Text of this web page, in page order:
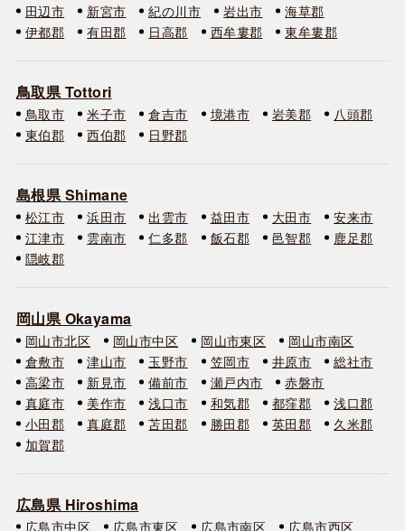
田辺市
新宮市 紀の川市 岩出市
海草郡
伊都郡
有田郡 日高郡 西牟婁郡 東牟婁郡
鳥取県 Tottori
鳥取市 米子市 倉吉市 境港市 岩美郡
八頭郡
東伯郡
西伯郡 日野郡
島根県 Shimane
松江市 浜田市 出雲市 益田市 大田市
安来市
江津市
雲南市 仁多郡 飯石郡 邑智郡
鹿足郡
隠岐郡
岡山県 Okayama
岡山市北区 岡山市中区 岡山市東区
岡山市南区
倉敷市
津山市 玉野市 笠岡市 井原市
総社市
高梁市
新見市 備前市 瀬戸内市
赤磐市
真庭市
美作市 浅口市 和気郡 都窪郡
浅口郡
小田郡
真庭郡 苫田郡 勝田郡 英田郡
久米郡
加賀郡
広島県 Hiroshima
広島市中区 広島市東区 広島市南区 広島市西区